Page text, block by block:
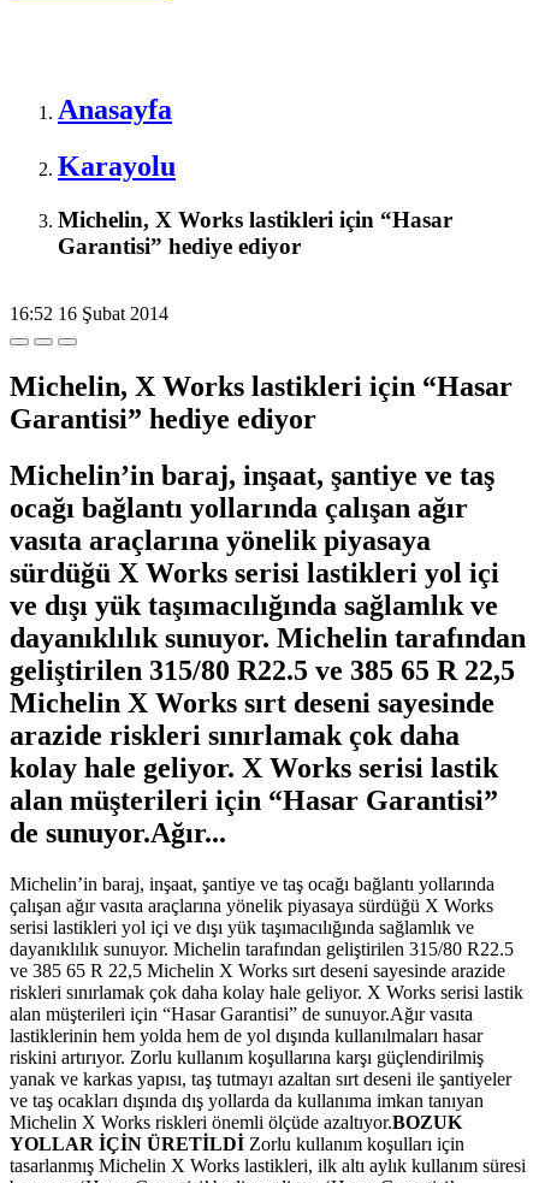
Anasayfa
Karayolu
Michelin, X Works lastikleri için “Hasar
Garantisi” hediye ediyor
16:52 16 Şubat 2014
Michelin, X Works lastikleri için “Hasar
Garantisi” hediye ediyor
Michelin’in baraj, inşaat, şantiye ve taş
ocağı bağlantı yollarında çalışan ağır
vasıta araçlarına yönelik piyasaya
sürdüğü X Works serisi lastikleri yol içi
ve dışı yük taşımacılığında sağlamlık ve
dayanıklılık sunuyor. Michelin tarafından
geliştirilen 315/80 R22.5 ve 385 65 R 22,5
Michelin X Works sırt deseni sayesinde
arazide riskleri sınırlamak çok daha
kolay hale geliyor. X Works serisi lastik
alan müşterileri için “Hasar Garantisi”
de sunuyor.Ağır...
Michelin’in baraj, inşaat, şantiye ve taş ocağı bağlantı yollarında
çalışan ağır vasıta araçlarına yönelik piyasaya sürdüğü X Works
serisi lastikleri yol içi ve dışı yük taşımacılığında sağlamlık ve
dayanıklılık sunuyor. Michelin tarafından geliştirilen 315/80 R22.5
ve 385 65 R 22,5 Michelin X Works sırt deseni sayesinde arazide
riskleri sınırlamak çok daha kolay hale geliyor. X Works serisi lastik
alan müşterileri için “Hasar Garantisi” de sunuyor.Ağır vasıta
lastiklerinin hem yolda hem de yol dışında kullanılmaları hasar
riskini artırıyor. Zorlu kullanım koşullarına karşı güçlendirilmiş
yanak ve karkas yapısı, taş tutmayı azaltan sırt deseni ile şantiyeler
ve taş ocakları dışında dış yollarda da kullanıma imkan tanıyan
Michelin X Works riskleri önemli ölçüde azaltıyor.BOZUK
YOLLAR İÇİN ÜRETİLDİ Zorlu kullanım koşulları için
tasarlanmış Michelin X Works lastikleri, ilk altı aylık kullanım süresi